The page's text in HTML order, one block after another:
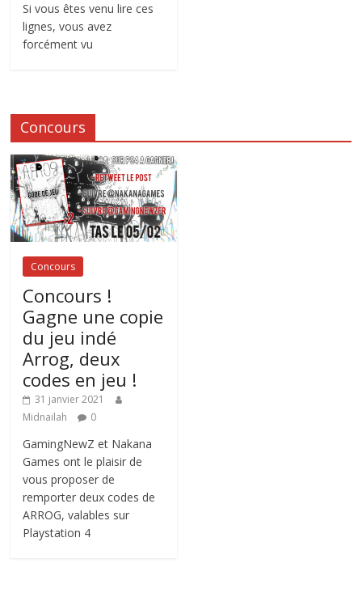
Si vous êtes venu lire ces
lignes, vous avez
forcément vu
Concours
Concours
Concours !
Gagne une copie
du jeu indé
Arrog, deux
codes en jeu !
31 janvier 2021
Midnailah
0
GamingNewZ et Nakana
Games ont le plaisir de
vous proposer de
remporter deux codes de
ARROG, valables sur
Playstation 4